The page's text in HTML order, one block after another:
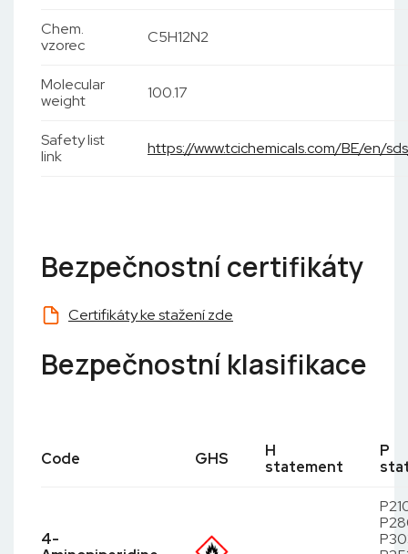
Chem.
vzorec
C5H12N2
Molecular
weight
100.17
Safety list
link
https://www.tcichemicals.com/BE/en/
Bezpečnostní certifikáty
Certifikáty ke stažení zde
Bezpečnostní klasifikace
Code GHS
H
statement
P
4-